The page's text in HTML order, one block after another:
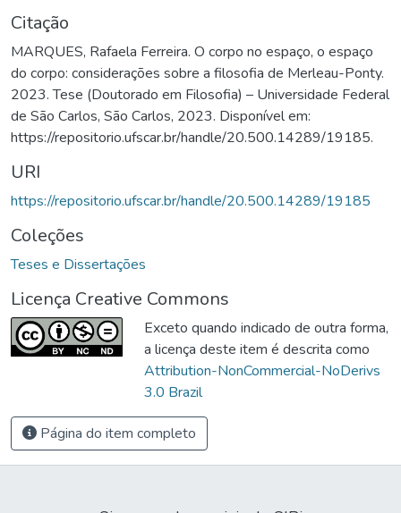
Citação
MARQUES, Rafaela Ferreira. O corpo no espaço, o espaço
do corpo: considerações sobre a filosofia de Merleau-Ponty.
2023. Tese (Doutorado em Filosofia) – Universidade Federal
de São Carlos, São Carlos, 2023. Disponível em:
https://repositorio.ufscar.br/handle/20.500.14289/19185.
URI
https://repositorio.ufscar.br/handle/20.500.14289/19185
Coleções
Teses e Dissertações
Licença Creative Commons
Exceto quando indicado de outra forma,
a licença deste item é descrita como
Attribution-NonCommercial-NoDerivs
3.0 Brazil
Página do item completo